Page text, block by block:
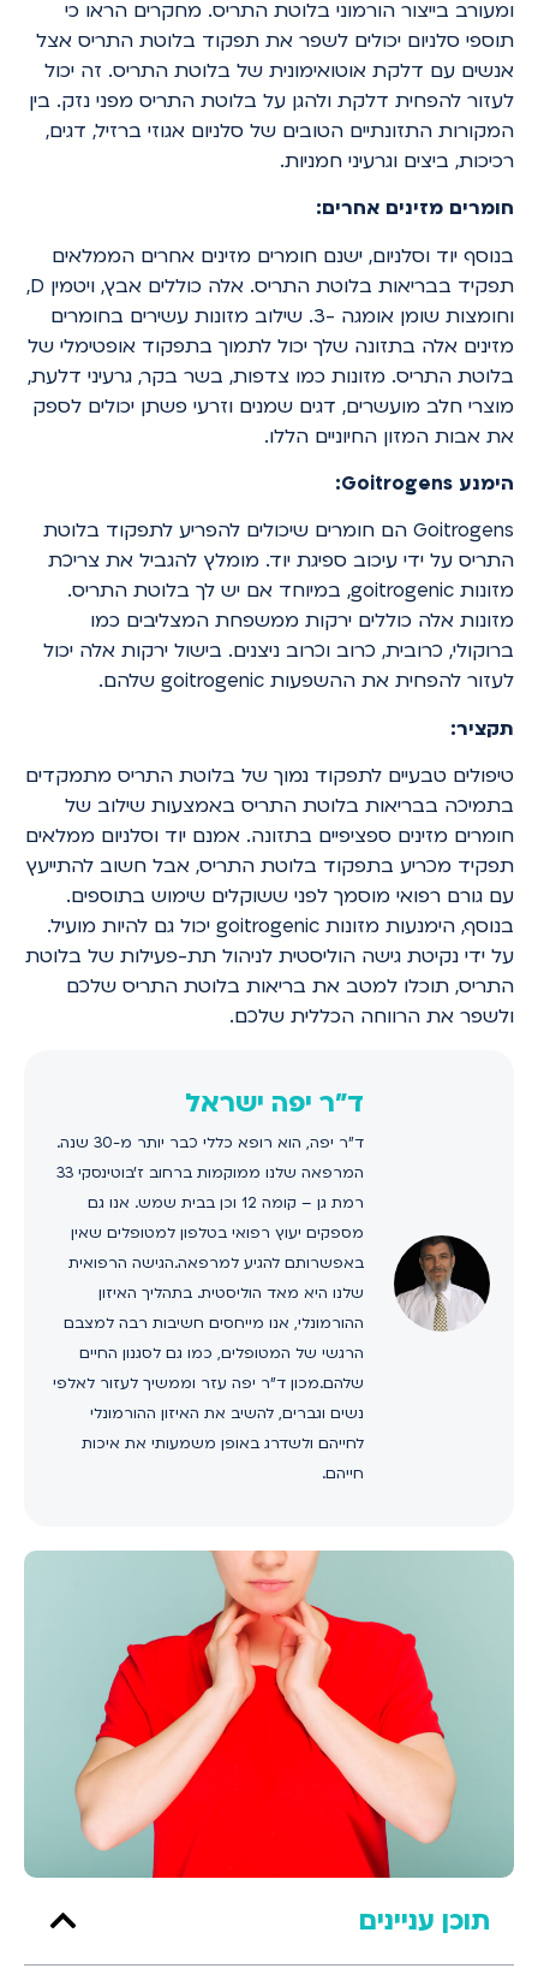
ומעורב בייצור הורמוני בלוטת התריס. מחקרים הראו כי
תוספי סלניום יכולים לשפר את תפקוד בלוטת התריס אצל
אנשים עם דלקת אוטואימונית של בלוטת התריס. זה יכול
לעזור להפחית דלקת ולהגן על בלוטת התריס מפני נזק. בין
המקורות התזונתיים הטובים של סלניום אגוזי ברזיל, דגים,
רכיכות, ביצים וגרעיני חמניות.
חומרים מזינים אחרים:
בנוסף יוד וסלניום, ישנם חומרים מזינים אחרים הממלאים
תפקיד בבריאות בלוטת התריס. אלה כוללים אבץ, ויטמין D,
וחומצות שומן אומגה -3. שילוב מזונות עשירים בחומרים
מזינים אלה בתזונה שלך יכול לתמוך בתפקוד אופטימלי של
בלוטת התריס. מזונות כמו צדפות, בשר בקר, גרעיני דלעת,
מוצרי חלב מועשרים, דגים שמנים וזרעי פשתן יכולים לספק
את אבות המזון החיוניים הללו.
הימנע Goitrogens:
Goitrogens הם חומרים שיכולים להפריע לתפקוד בלוטת
התריס על ידי עיכוב ספיגת יוד. מומלץ להגביל את צריכת
מזונות goitrogenic, במיוחד אם יש לך בלוטת התריס.
מזונות אלה כוללים ירקות ממשפחת המצליבים כמו
ברוקולי, כרובית, כרוב וכרוב ניצנים. בישול ירקות אלה יכול
לעזור להפחית את ההשפעות goitrogenic שלהם.
תקציר:
טיפולים טבעיים לתפקוד נמוך של בלוטת התריס מתמקדים
בתמיכה בבריאות בלוטת התריס באמצעות שילוב של
חומרים מזינים ספציפיים בתזונה. אמנם יוד וסלניום ממלאים
תפקיד מכריע בתפקוד בלוטת התריס, אבל חשוב להתייעץ
עם גורם רפואי מוסמך לפני ששוקלים שימוש בתוספים.
בנוסף, הימנעות מזונות goitrogenic יכול גם להיות מועיל.
על ידי נקיטת גישה הוליסטית לניהול תת-פעילות של בלוטת
התריס, תוכלו למטב את בריאות בלוטת התריס שלכם
ולשפר את הרווחה הכללית שלכם.
ד"ר יפה ישראל
ד"ר יפה, הוא רופא כללי כבר יותר מ-30 שנה.
המרפאה שלנו ממוקמות ברחוב ז'בוטינסקי 33
רמת גן – קומה 12 וכן בבית שמש. אנו גם
מספקים יעוץ רפואי בטלפון למטופלים שאין
באפשרותם להגיע למרפאה.הגישה הרפואית
שלנו היא מאד הוליסטית. בתהליך האיזון
ההורמונלי, אנו מייחסים חשיבות רבה למצבם
הרגשי של המטופלים, כמו גם לסגנון החיים
שלהם.מכון ד"ר יפה עזר וממשיך לעזור לאלפי
נשים וגברים, להשיב את האיזון ההורמונלי
לחייהם ולשדרג באופן משמעותי את איכות
חייהם.
תוכן עניינים